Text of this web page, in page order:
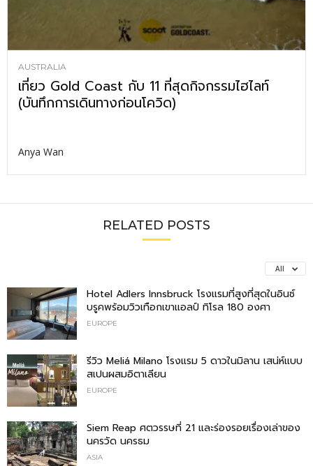
AUSTRALIA
เที่ยว Gold Coast กับ 11 ที่สุดกิจกรรมไฮไลท์
(บันทึกการเดินทางก่อนโควิด)
Anya Wan
RELATED POSTS
All
Hotel Adlers Innsbruck โรงแรมที่สูงที่สุดในอินซ์
บรูคพร้อมวิวเทือกเขาแอลป์ ทิโรล 180 องศา
EUROPE
รีวิว Meliá Milano โรงแรม 5 ดาวในมิลาน เสน่ห์แบบ
สเปนผสมอิตาเลียน
EUROPE
Siem Reap ศตวรรษที่ 21 และร่องรอยเรื่องเล่าของ
นครวัด นครธม
ASIA